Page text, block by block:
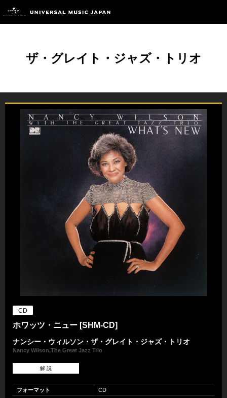
ザ・グレイト・ジャズ・トリオ
CD
ホワッツ・ニュー [SHM-CD]
ナンシー・ウィルソン・ザ・グレイト・ジャズ・トリオ
Nancy Wilson,The Great Jazz Trio
解 説
フォーマット
CD